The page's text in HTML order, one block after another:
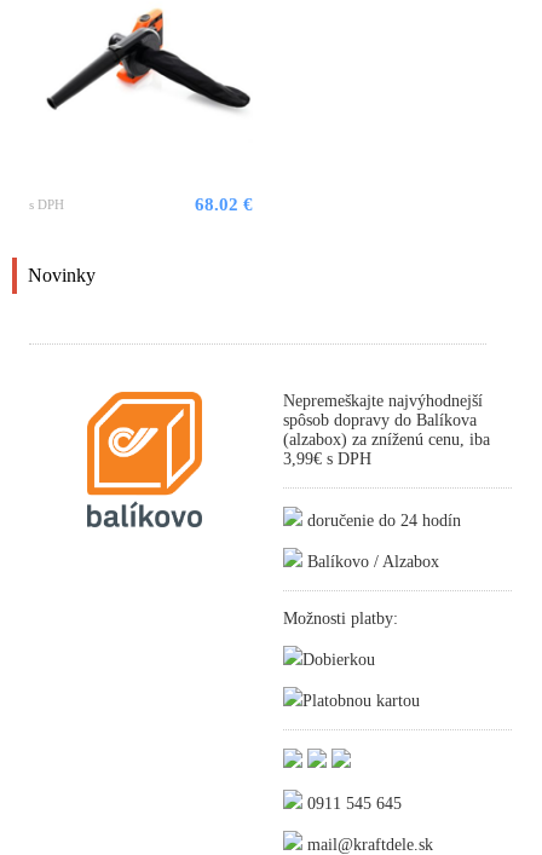
s DPH 68.02 €
Novinky
Nepremeškajte najvýhodnejší
spôsob dopravy do Balíkova
(alzabox) za zníženú cenu, iba
3,99€ s DPH
doručenie do 24 hodín
Balíkovo / Alzabox
Možnosti platby:
Dobierkou
Platobnou kartou
0911 545 645
mail@kraftdele.sk